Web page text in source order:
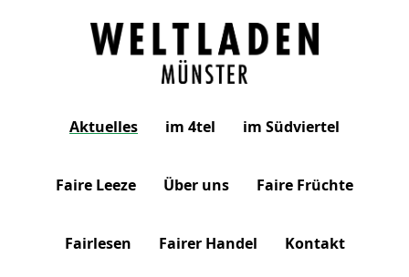
Weltladen
Aktuelles im 4tel im Südviertel
Faire Leeze Über uns Faire Früchte
Fairlesen Fairer Handel Kontakt